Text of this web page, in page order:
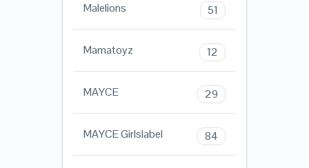
Malelions 51
Mamatoyz 12
MAYCE 29
MAYCE Girlslabel 84